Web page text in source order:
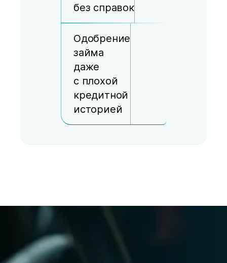
без справок
Одобрение
займа
даже
с плохой
кредитной
историей